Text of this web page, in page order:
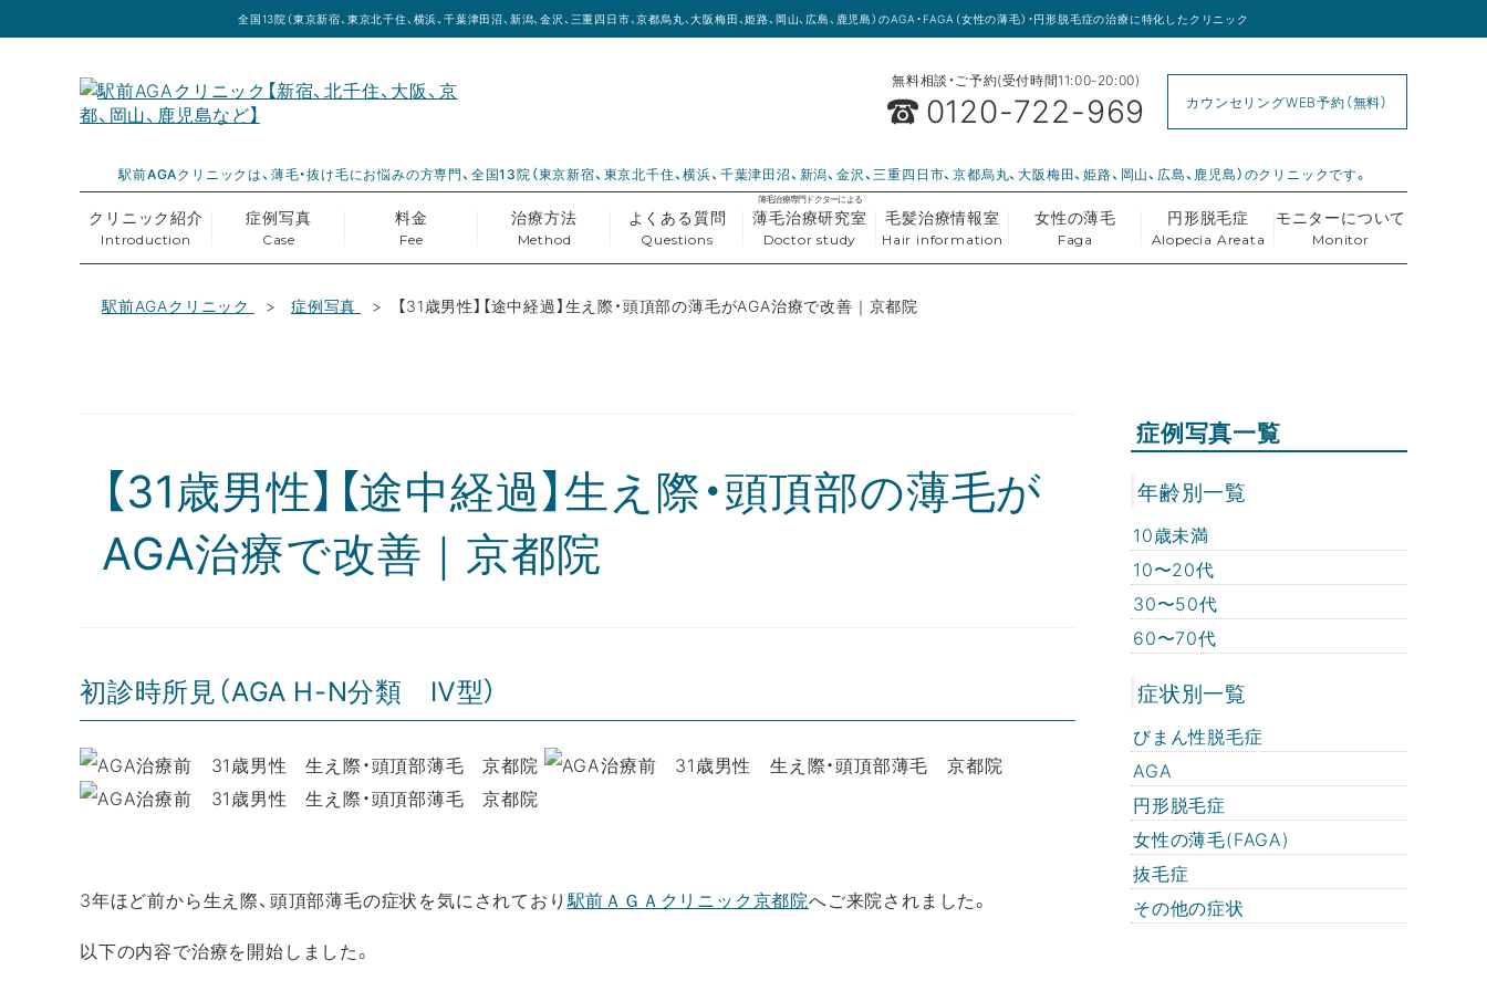
全国13院（東京新宿、東京北千住、横浜、千葉津田沼、新潟、金沢、三重四日市、京都烏丸、大阪梅田、姫路、岡山、広島、鹿児島）のAGA・FAGA（女性の薄毛）・円形脱毛症の治療に特化したクリニック
無料相談・ご予約(受付時間11:00-20:00)
0120-722-969 カウンセリングWEB予約（無料）
駅前AGAクリニックは、薄毛・抜け毛にお悩みの方専門、全国13院（東京新宿、東京北千住、横浜、千葉津田沼、新潟、金沢、三重四日市、京都烏丸、大阪梅田、姫路、岡山、広島、鹿児島）のクリニックです。
クリニック紹介
Introduction
症例写真
Case
料金
Fee
治療方法
Method
よくある質問
Questions
薄毛治療専門ドクターによる
薄毛治療研究室
Doctor study
毛髪治療情報室
Hair information
女性の薄毛
Faga
円形脱毛症
Alopecia Areata
モニターについて
Monitor
駅前AGAクリニック 症例写真 【31歳男性】【途中経過】生え際・頭頂部の薄毛がAGA治療で改善｜京都院
【31歳男性】【途中経過】生え際・頭頂部の薄毛が
AGA治療で改善｜京都院
初診時所見（AGA H-N分類 Ⅳ型）
3年ほど前から生え際、頭頂部薄毛の症状を気にされており駅前ＡＧＡクリニック京都院へご来院されました。
以下の内容で治療を開始しました。
症例写真一覧
年齢別一覧
10歳未満
10〜20代
30〜50代
60〜70代
症状別一覧
びまん性脱毛症
AGA
円形脱毛症
女性の薄毛(FAGA)
抜毛症
その他の症状